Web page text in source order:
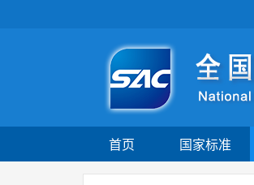
首页 国家标准